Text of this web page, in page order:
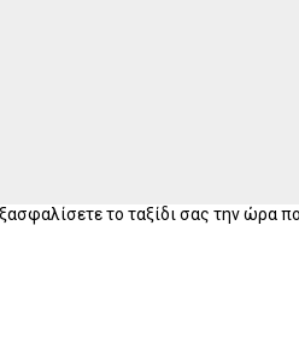
το ταξίδι σας την ώρα